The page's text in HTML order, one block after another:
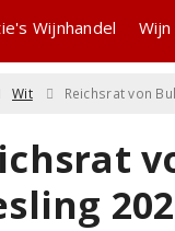
Wijnhandel
Wit Reichsrat von